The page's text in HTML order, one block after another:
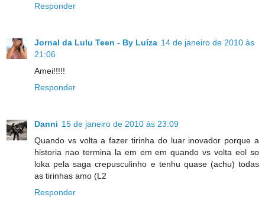
Responder
Jornal da Lulu Teen - By Luíza 14 de janeiro de 2010 às
21:06
Amei!!!!!
Responder
Danni 15 de janeiro de 2010 às 23:09
Quando vs volta a fazer tirinha do luar inovador porque a
historia nao termina la em em em quando vs volta eol so
loka pela saga crepusculinho e tenhu quase (achu) todas
as tirinhas amo (L2
Responder